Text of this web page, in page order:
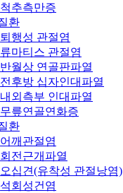
척추측만증
환
퇴행성 관절염
류마티스 관절염
반월상 연골판파열
전후방 십자인대파열
내외측부 인대파열
무릎연골연화증
환
어깨관절염
회전근개파열
오십견(유착성 관절낭염)
석회성건염